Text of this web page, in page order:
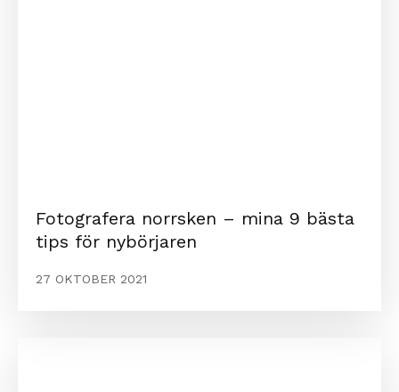
Fotografera norrsken – mina 9 bästa
tips för nybörjaren
27 OKTOBER 2021